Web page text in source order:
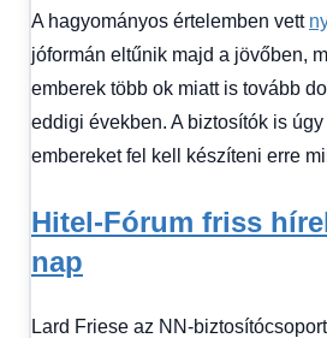
Hitel
A hagyományos értelemben vett
jóformán eltűnik majd a jövőben,
emberek több ok miatt is tovább
eddigi években. A biztosítók is
embereket fel kell készíteni erre
Hitel-Fórum friss
nap
Lard Friese az NN-